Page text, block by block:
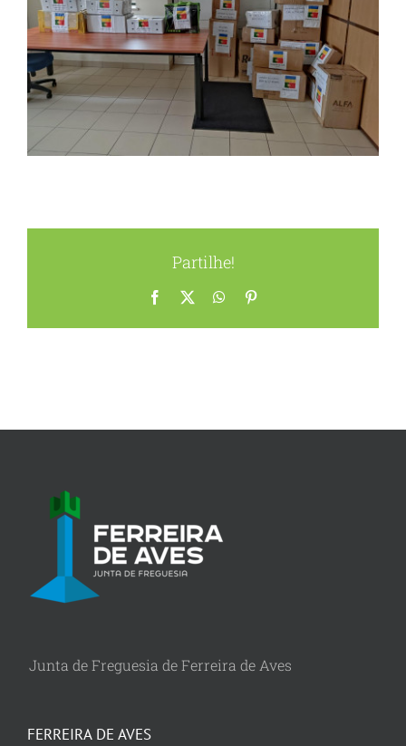
Partilhe!
Facebook WhatsApp
Junta de Freguesia de Ferreira de Aves
FERREIRA DE AVES